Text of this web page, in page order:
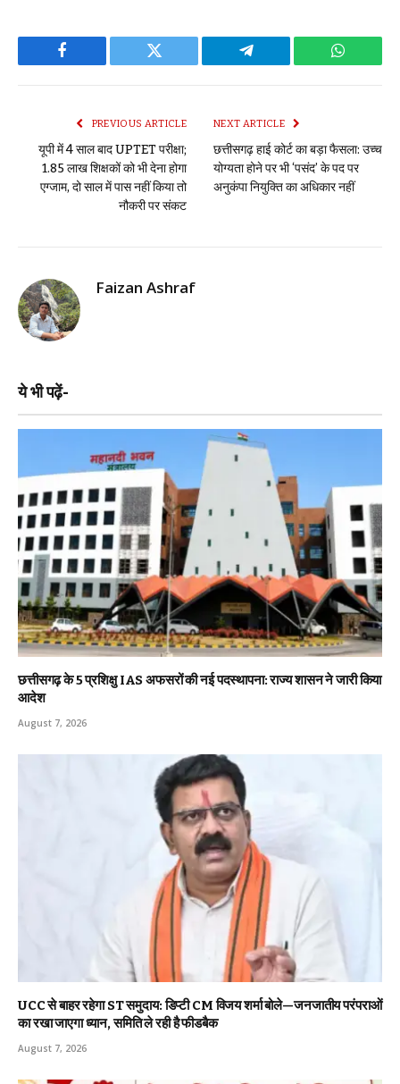
Facebook Twitter Telegram
PREVIOUS ARTICLE
यूपी में 4 साल बाद UPTET परीक्षा;
1.85 लाख शिक्षकों को भी देना होगा
एग्जाम, दो साल में पास नहीं किया तो
नौकरी पर संकट
NEXT ARTICLE
छत्तीसगढ़ हाई कोर्ट का बड़ा फैसला: उच्च
योग्यता होने पर भी ‘पसंद’ के पद पर
अनुकंपा नियुक्ति का अधिकार नहीं
Faizan Ashraf
ये भी पढ़ें-
छत्तीसगढ़ के 5 प्रशिक्षु IAS अफसरों की नई पदस्थापना: राज्य शासन ने जारी किया
आदेश
August 7, 2026
UCC से बाहर रहेगा ST समुदाय: डिप्टी CM विजय शर्मा बोले—जनजातीय परंपराओं
का रखा जाएगा ध्यान, समिति ले रही है फीडबैक
August 7, 2026